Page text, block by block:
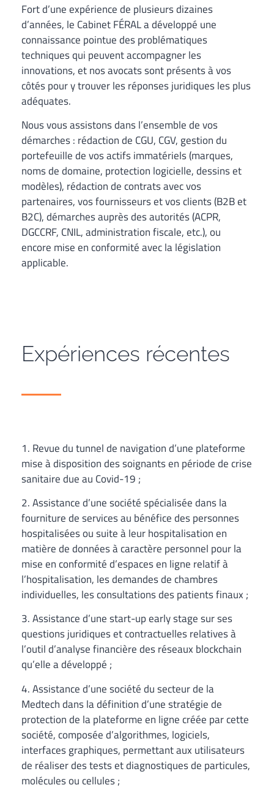
Fort d’une expérience de plusieurs dizaines
d’années, le Cabinet FÉRAL a développé une
connaissance pointue des problématiques
techniques qui peuvent accompagner les
innovations, et nos avocats sont présents à vos
côtés pour y trouver les réponses juridiques les plus
adéquates.
Nous vous assistons dans l’ensemble de vos
démarches : rédaction de CGU, CGV, gestion du
portefeuille de vos actifs immatériels (marques,
noms de domaine, protection logicielle, dessins et
modèles), rédaction de contrats avec vos
partenaires, vos fournisseurs et vos clients (B2B et
B2C), démarches auprès des autorités (ACPR,
DGCCRF, CNIL, administration fiscale, etc.), ou
encore mise en conformité avec la législation
applicable.
Expériences récentes
1. Revue du tunnel de navigation d’une plateforme
mise à disposition des soignants en période de crise
sanitaire due au Covid-19 ;
2. Assistance d’une société spécialisée dans la
fourniture de services au bénéfice des personnes
hospitalisées ou suite à leur hospitalisation en
matière de données à caractère personnel pour la
mise en conformité d’espaces en ligne relatif à
l’hospitalisation, les demandes de chambres
individuelles, les consultations des patients finaux ;
3. Assistance d’une start-up early stage sur ses
questions juridiques et contractuelles relatives à
l’outil d’analyse financière des réseaux blockchain
qu’elle a développé ;
4. Assistance d’une société du secteur de la
Medtech dans la définition d’une stratégie de
protection de la plateforme en ligne créée par cette
société, composée d’algorithmes, logiciels,
interfaces graphiques, permettant aux utilisateurs
de réaliser des tests et diagnostiques de particules,
molécules ou cellules ;